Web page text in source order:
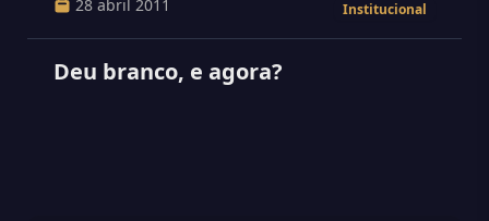
28 abril 2011 Institucional
Deu branco, e agora?